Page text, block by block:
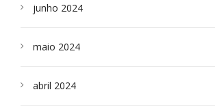
junho 2024
maio 2024
abril 2024